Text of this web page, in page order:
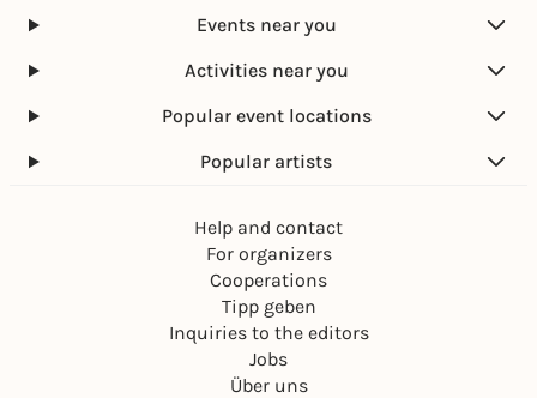
Events near you
Activities near you
Popular event locations
Popular artists
Help and contact
For organizers
Cooperations
Tipp geben
Inquiries to the editors
Jobs
Über uns